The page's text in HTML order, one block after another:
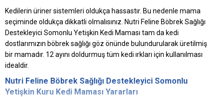
Kedilerin üriner sistemleri oldukça hassastır. Bu nedenle mama
seçiminde oldukça dikkatli olmalısınız. Nutri Feline Böbrek Sağlığı
Destekleyici Somonlu Yetişkin Kedi Maması tam da kedi
dostlarımızın böbrek sağlığı göz önünde bulundurularak üretilmiş
bir mamadır. 12 ayını doldurmuş tüm kedi ırkları için kullanılması
idealdir.
Nutri Feline Böbrek Sağlığı Destekleyici Somonlu
Yetişkin Kuru Kedi Maması Yararları